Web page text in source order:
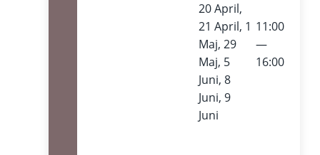
20 April,
21 April, 1
Maj, 29
Maj, 5
Juni, 8
Juni, 9
Juni
11:00
—
16:00